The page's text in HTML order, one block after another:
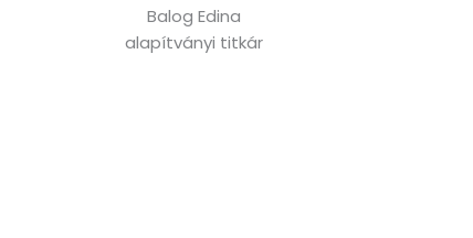
Balog Edina
alapítványi titkár